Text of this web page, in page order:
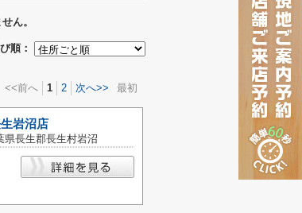
ん。
順：
<<前へ 1 2 次へ>> 最初
岩沼店
県長生郡長生村岩沼